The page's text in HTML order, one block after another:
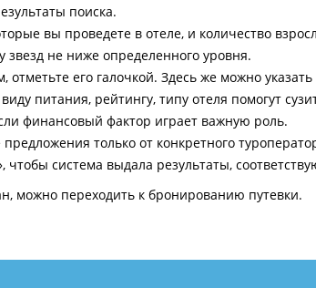
поиска.
вы проведете в отеле, и количество
звезд не ниже определенного уровня.
отметьте его галочкой. Здесь же можно
питания, рейтингу, типу отеля помогут
финансовый фактор играет важную роль.
только от конкретного
чтобы система выдала результаты,
можно переходить к бронированию путевки.